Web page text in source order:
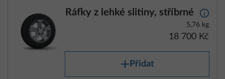
Ráfky z lehké slitiny, stříbrné Další
5,76 kg
18 700 Kč
Přidat